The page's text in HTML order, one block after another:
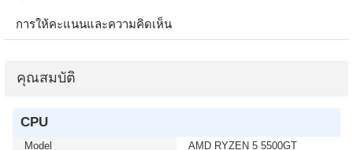
เมื่อซื้อพร้อมคอมเซ็ต ลดทันที 50 บาท จากปกติ 740 บาท
(MK250) WIRELESS GRAPHITE (1 เซ็ต ต่อ 1 อัน) สนใจ
โปรโมชั่นนี้ ติดต่อ 02-017-4444
บาท เหลือเพียง 3,690 บาท MICROSOFT WINDOWS 11
การให้คะแนนและความคิดเห็น
คุณสมบัติ
CPU
Model
AMD RYZEN 5 5500GT